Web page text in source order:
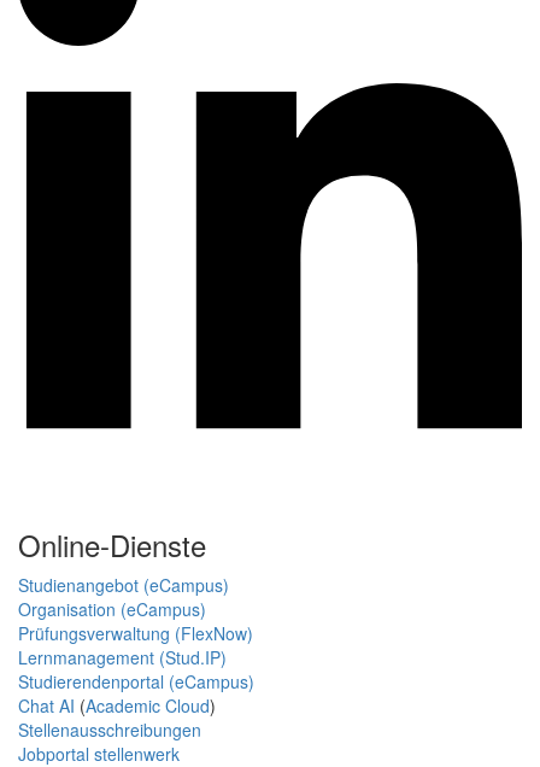
Online-Dienste
Studienangebot (eCampus)
Organisation (eCampus)
Prüfungsverwaltung (FlexNow)
Lernmanagement (Stud.IP)
Studierendenportal (eCampus)
Chat AI (Academic Cloud)
Stellenausschreibungen
Jobportal stellenwerk